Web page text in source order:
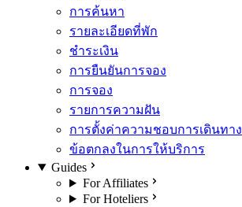
การค้นหา
รายละเอียดที่พัก
ชำระเงิน
การยืนยันการจอง
การจอง
รายการความฝัน
การตั้งค่าความชอบการเดินทาง
ข้อตกลงในการให้บริการ
Guides
For Affiliates
For Hoteliers